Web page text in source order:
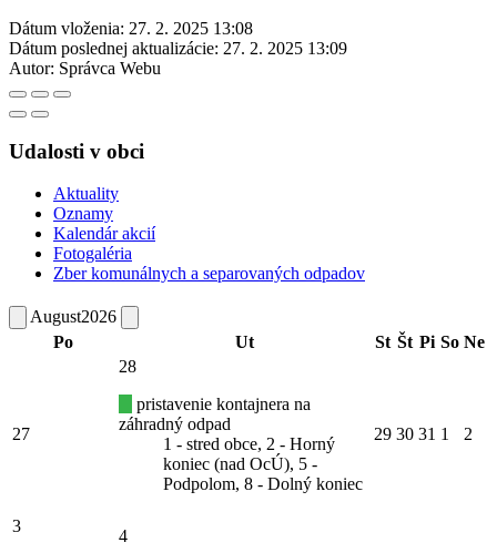
Dátum vloženia: 27. 2. 2025 13:08
Dátum poslednej aktualizácie: 27. 2. 2025 13:09
Autor: Správca Webu
Udalosti v obci
Aktuality
Oznamy
Kalendár akcií
Fotogaléria
Zber komunálnych a separovaných odpadov
August2026
Po
Ut St Št Pi So Ne
27
28
pristavenie kontajnera na
záhradný odpad
1 - stred obce, 2 - Horný
koniec (nad OcÚ), 5 -
Podpolom, 8 - Dolný koniec
29 30 31 1 2
3
4